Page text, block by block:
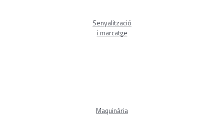
Senyalització
i marcatge
Maquinària